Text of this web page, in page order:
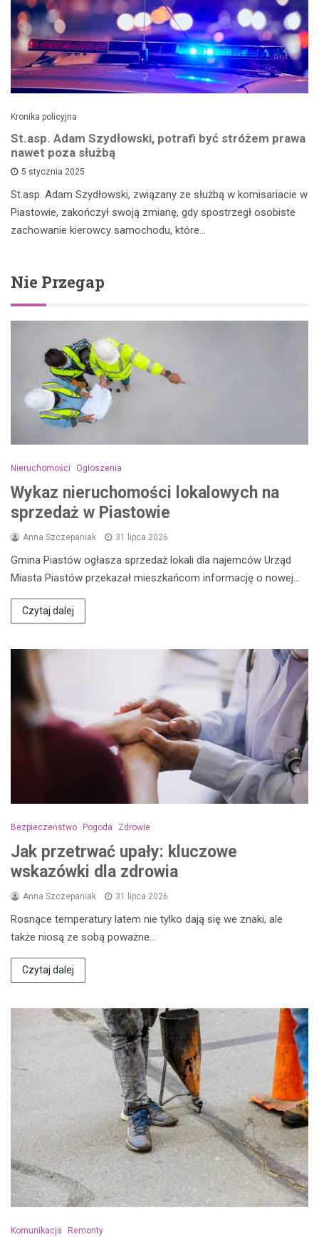
Kronika policyjna
St.asp. Adam Szydłowski, potrafi być stróżem prawa
nawet poza służbą
5 stycznia 2025
St.asp. Adam Szydłowski, związany ze służbą w komisariacie w
Piastowie, zakończył swoją zmianę, gdy spostrzegł osobiste
zachowanie kierowcy samochodu, które…
Nie Przegap
Nieruchomości Ogłoszenia
Wykaz nieruchomości lokalowych na
sprzedaż w Piastowie
Anna Szczepaniak 31 lipca 2026
Gmina Piastów ogłasza sprzedaż lokali dla najemców Urząd
Miasta Piastów przekazał mieszkańcom informację o nowej…
Czytaj dalej
Bezpieczeństwo Pogoda Zdrowie
Jak przetrwać upały: kluczowe
wskazówki dla zdrowia
Anna Szczepaniak 31 lipca 2026
Rosnące temperatury latem nie tylko dają się we znaki, ale
także niosą ze sobą poważne…
Czytaj dalej
Komunikacja Remonty